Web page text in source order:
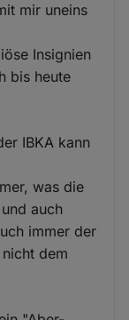
mir uneins
Insignien
bis heute
IBKA kann
was die
auch
immer der
dem